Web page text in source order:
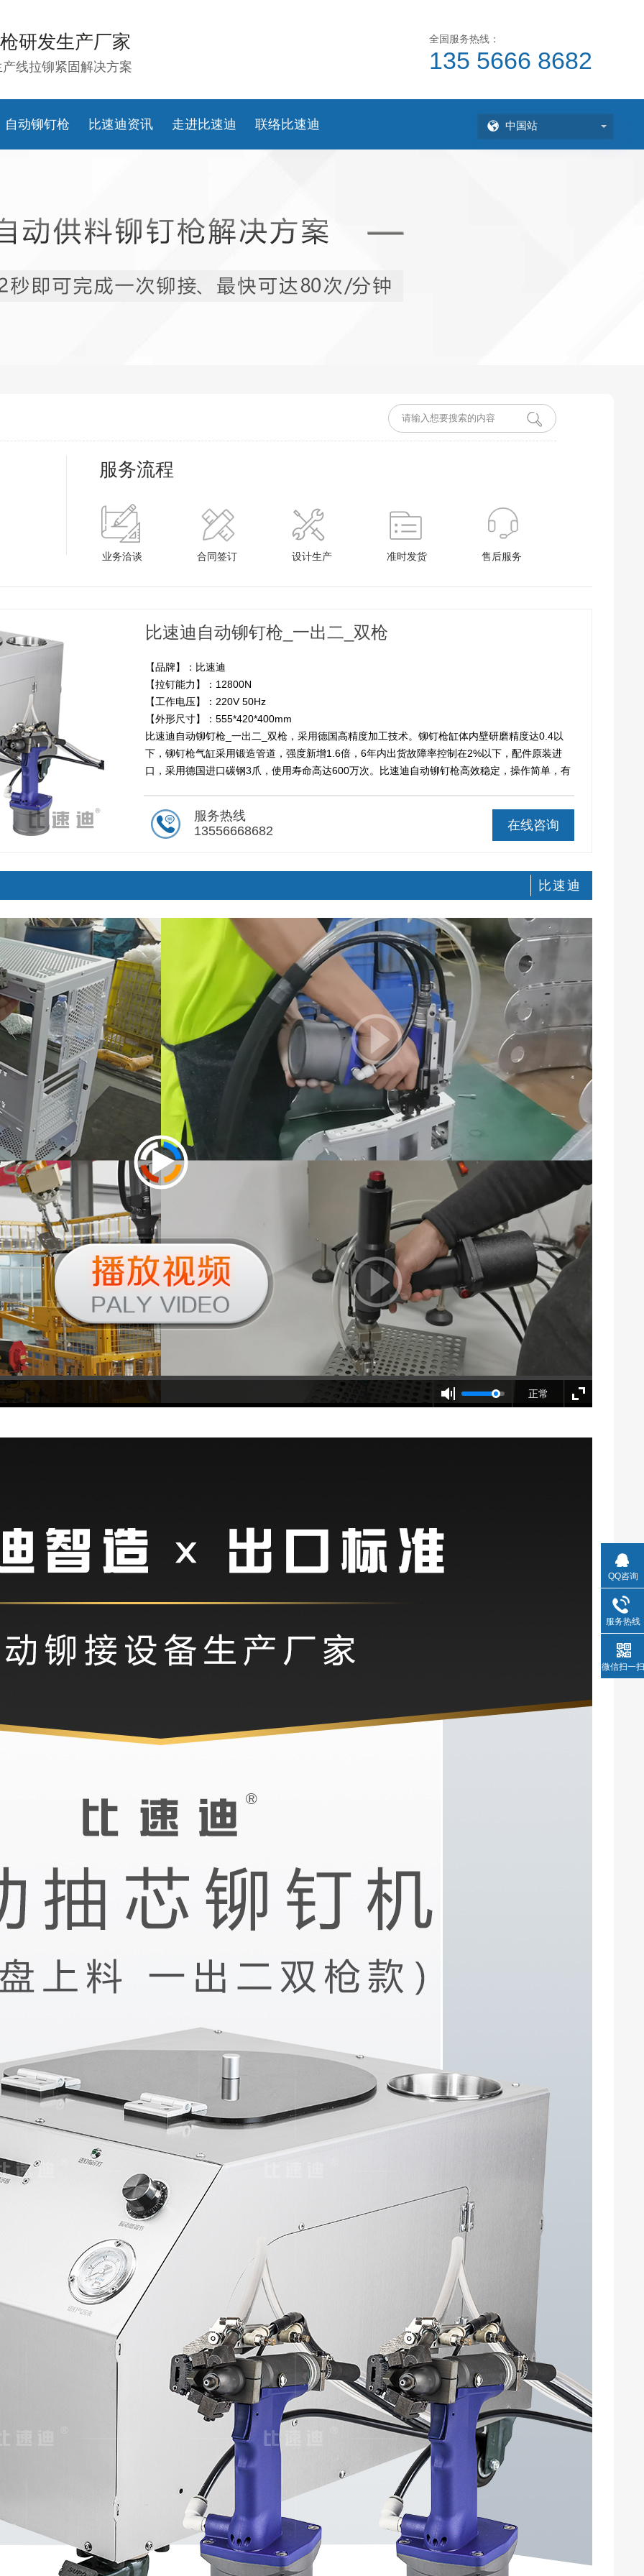
研发生产厂家
线拉铆紧固解决方案
全国服务热线：
135 5666 8682
自动铆钉枪 比速迪资讯 走进比速迪 联络比速迪 中国站
服务流程
业务洽谈 合同签订 设计生产 准时发货 售后服务
比速迪自动铆钉枪_一出二_双枪
【品牌】：比速迪
【拉钉能力】：12800N
【工作电压】：220V 50Hz
【外形尺寸】：555*420*400mm
比速迪自动铆钉枪_一出二_双枪，采用德国高精度加工技术。铆钉枪缸体内壁研磨精度达0.4以
下，铆钉枪气缸采用锻造管道，强度新增1.6倍，6年内出货故障率控制在2%以下，配件原装进
口，采用德国进口碳钢3爪，使用寿命高达600万次。比速迪自动铆钉枪高效稳定，操作简单，有
在线咨询
服务热线
13556668682
比速迪
正常
QQ咨询
服务热线
微信扫一扫